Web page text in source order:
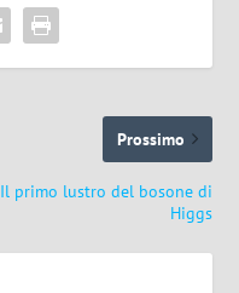
Prossimo
Il primo lustro del bosone di
Higgs